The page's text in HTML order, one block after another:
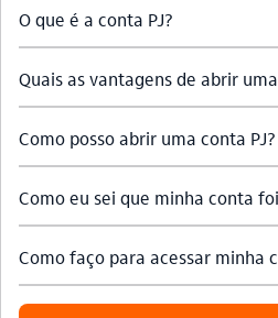
O que é a conta PJ?
Quais as vantagens de abrir
Como posso abrir uma conta PJ?
Como eu sei que minha conta
Como faço para acessar minha